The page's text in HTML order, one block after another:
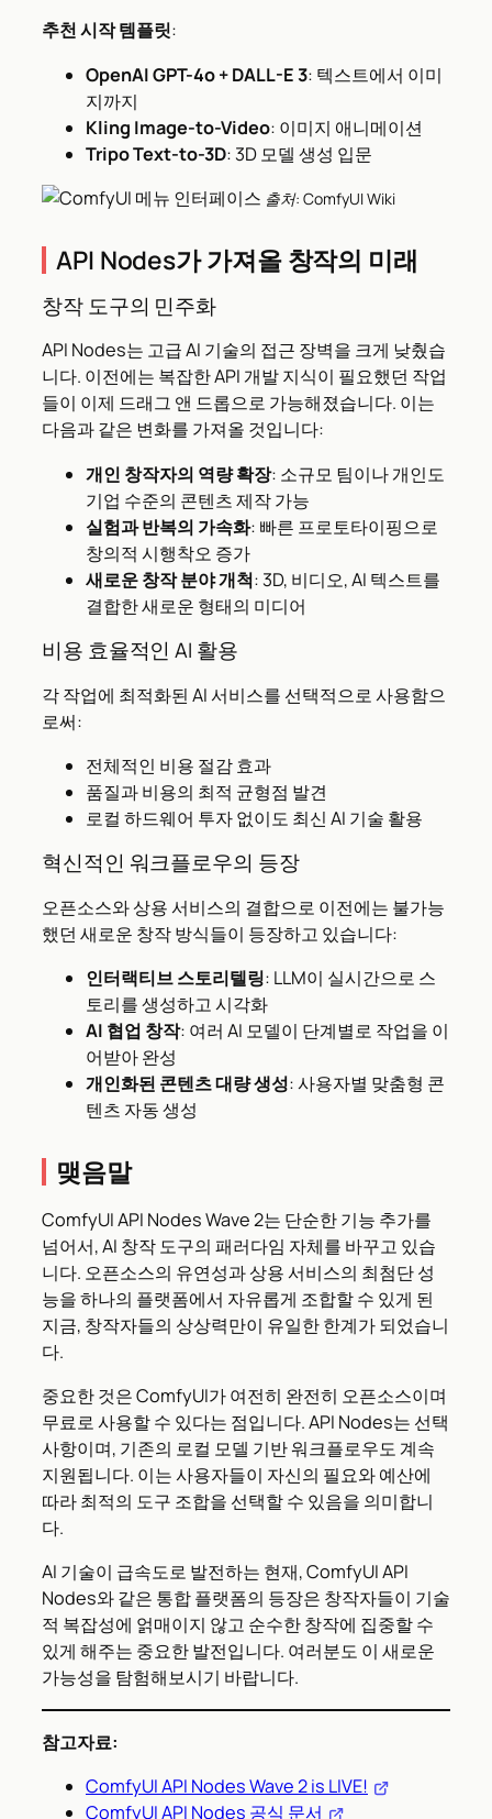
추천 시작 템플릿:
OpenAI GPT-4o + DALL-E 3: 텍스트에서 이미
지까지
Kling Image-to-Video: 이미지 애니메이션
Tripo Text-to-3D: 3D 모델 생성 입문
출처: ComfyUI Wiki
API Nodes가 가져올 창작의 미래
창작 도구의 민주화
API Nodes는 고급 AI 기술의 접근 장벽을 크게 낮췄습
니다. 이전에는 복잡한 API 개발 지식이 필요했던 작업
들이 이제 드래그 앤 드롭으로 가능해졌습니다. 이는
다음과 같은 변화를 가져올 것입니다:
개인 창작자의 역량 확장: 소규모 팀이나 개인도
기업 수준의 콘텐츠 제작 가능
실험과 반복의 가속화: 빠른 프로토타이핑으로
창의적 시행착오 증가
새로운 창작 분야 개척: 3D, 비디오, AI 텍스트를
결합한 새로운 형태의 미디어
비용 효율적인 AI 활용
각 작업에 최적화된 AI 서비스를 선택적으로 사용함으
로써:
전체적인 비용 절감 효과
품질과 비용의 최적 균형점 발견
로컬 하드웨어 투자 없이도 최신 AI 기술 활용
혁신적인 워크플로우의 등장
오픈소스와 상용 서비스의 결합으로 이전에는 불가능
했던 새로운 창작 방식들이 등장하고 있습니다:
인터랙티브 스토리텔링: LLM이 실시간으로 스
토리를 생성하고 시각화
AI 협업 창작: 여러 AI 모델이 단계별로 작업을 이
어받아 완성
개인화된 콘텐츠 대량 생성: 사용자별 맞춤형 콘
텐츠 자동 생성
맺음말
ComfyUI API Nodes Wave 2는 단순한 기능 추가를
넘어서, AI 창작 도구의 패러다임 자체를 바꾸고 있습
니다. 오픈소스의 유연성과 상용 서비스의 최첨단 성
능을 하나의 플랫폼에서 자유롭게 조합할 수 있게 된
지금, 창작자들의 상상력만이 유일한 한계가 되었습니
다.
중요한 것은 ComfyUI가 여전히 완전히 오픈소스이며
무료로 사용할 수 있다는 점입니다. API Nodes는 선택
사항이며, 기존의 로컬 모델 기반 워크플로우도 계속
지원됩니다. 이는 사용자들이 자신의 필요와 예산에
따라 최적의 도구 조합을 선택할 수 있음을 의미합니
다.
AI 기술이 급속도로 발전하는 현재, ComfyUI API
Nodes와 같은 통합 플랫폼의 등장은 창작자들이 기술
적 복잡성에 얽매이지 않고 순수한 창작에 집중할 수
있게 해주는 중요한 발전입니다. 여러분도 이 새로운
가능성을 탐험해보시기 바랍니다.
참고자료:
ComfyUI API Nodes Wave 2 is LIVE!
ComfyUI API Nodes 공식 문서